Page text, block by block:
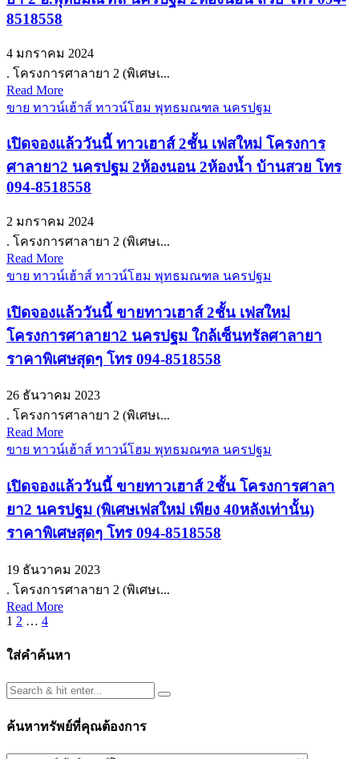
8518558
4 มกราคม 2024
. โครงการศาลายา 2 (พิเศษเ...
Read More
ขาย ทาวน์เฮ้าส์ ทาวน์โฮม พุทธมณฑล นครปฐม
เปิดจองแล้ววันนี้ ทาวเฮาส์ 2ชั้น เฟสใหม่ โครงการ
ศาลายา2 นครปฐม 2ห้องนอน 2ห้องน้ำ บ้านสวย โทร
094-8518558
2 มกราคม 2024
. โครงการศาลายา 2 (พิเศษเ...
Read More
ขาย ทาวน์เฮ้าส์ ทาวน์โฮม พุทธมณฑล นครปฐม
เปิดจองแล้ววันนี้ ขายทาวเฮาส์ 2ชั้น เฟสใหม่
โครงการศาลายา2 นครปฐม ใกล้เซ็นทรัลศาลายา
ราคาพิเศษสุดๆ โทร 094-8518558
26 ธันวาคม 2023
. โครงการศาลายา 2 (พิเศษเ...
Read More
ขาย ทาวน์เฮ้าส์ ทาวน์โฮม พุทธมณฑล นครปฐม
เปิดจองแล้ววันนี้ ขายทาวเฮาส์ 2ชั้น โครงการศาลา
ยา2 นครปฐม (พิเศษเฟสใหม่ เพียง 40หลังเท่านั้น)
ราคาพิเศษสุดๆ โทร 094-8518558
19 ธันวาคม 2023
. โครงการศาลายา 2 (พิเศษเ...
Read More
Posts
pagination
1 2 … 4
ใส่คำค้นหา
ค้นหาทรัพย์ที่คุณต้องการ